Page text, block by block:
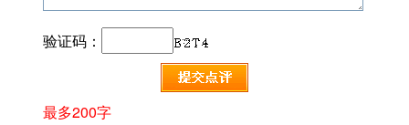
验证码：
最多200字